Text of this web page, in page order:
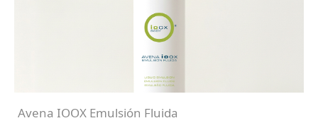
Avena IOOX Emulsión Fluida